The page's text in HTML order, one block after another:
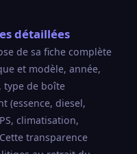
détaillées
de sa fiche complète
et modèle, année,
type de boîte
(essence, diesel,
climatisation,
transparence